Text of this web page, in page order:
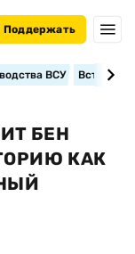
Поддержать
ВСУ
БЕН
КАК